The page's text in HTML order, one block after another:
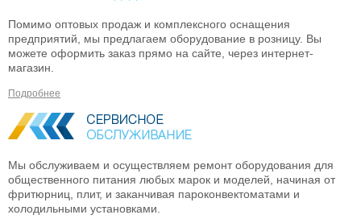
Помимо оптовых продаж и комплексного оснащения
предприятий, мы предлагаем оборудование в розницу. Вы
можете оформить заказ прямо на сайте, через интернет-
магазин.
Подробнее
Мы обслуживаем и осуществляем ремонт оборудования для
общественного питания любых марок и моделей, начиная от
фритюрниц, плит, и заканчивая пароконвектоматами и
холодильными установками.